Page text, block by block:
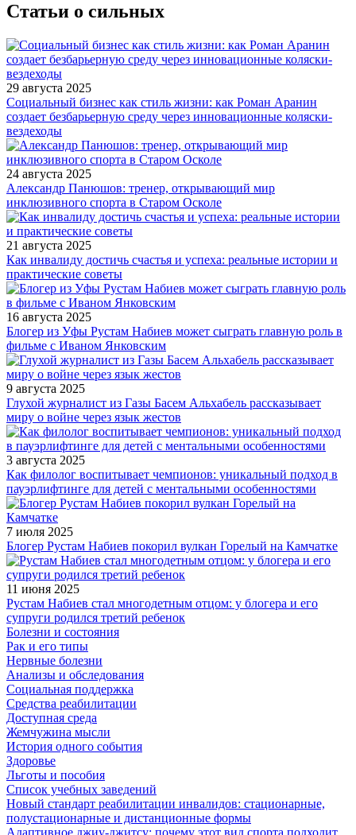
Статьи о сильных
29 августа 2025
Социальный бизнес как стиль жизни: как Роман Аранин
создает безбарьерную среду через инновационные коляски-
вездеходы
24 августа 2025
Александр Панюшов: тренер, открывающий мир
инклюзивного спорта в Старом Осколе
21 августа 2025
Как инвалиду достичь счастья и успеха: реальные истории и
практические советы
16 августа 2025
Блогер из Уфы Рустам Набиев может сыграть главную роль в
фильме с Иваном Янковским
9 августа 2025
Глухой журналист из Газы Басем Альхабель рассказывает
миру о войне через язык жестов
3 августа 2025
Как филолог воспитывает чемпионов: уникальный подход в
пауэрлифтинге для детей с ментальными особенностями
7 июля 2025
Блогер Рустам Набиев покорил вулкан Горелый на Камчатке
11 июня 2025
Рустам Набиев стал многодетным отцом: у блогера и его
супруги родился третий ребенок
Болезни и состояния
Рак и его типы
Нервные болезни
Анализы и обследования
Социальная поддержка
Средства реабилитации
Доступная среда
Жемчужина мысли
История одного события
Здоровье
Льготы и пособия
Список учебных заведений
Новый стандарт реабилитации инвалидов: стационарные,
полустационарные и дистанционные формы